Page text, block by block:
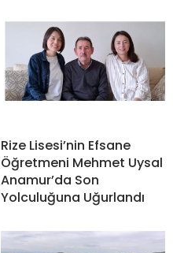
Rize Lisesi’nin Efsane
Öğretmeni Mehmet Uysal
Anamur’da Son
Yolculuğuna Uğurlandı